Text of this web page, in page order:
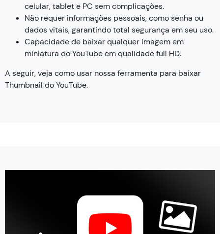
celular, tablet e PC sem complicações.
Não requer informações pessoais, como senha ou
dados vitais, garantindo total segurança em seu uso.
Capacidade de baixar qualquer imagem em
miniatura do YouTube em qualidade full HD.
A seguir, veja como usar nossa ferramenta para baixar
Thumbnail do YouTube.